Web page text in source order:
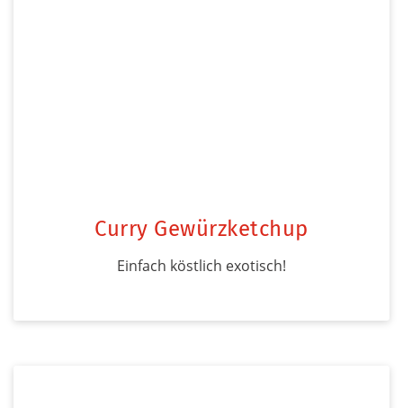
Curry Gewürzketchup
Einfach köstlich exotisch!